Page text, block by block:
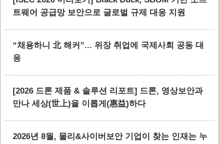
트웨어 공급망 보안으로 글로벌 규제 대응 지원
“채용하니 北 해커”... 위장 취업에 국제사회 공동 대
응
[2026 드론 제품 & 솔루션 리포트] 드론, 영상보안과
만나 세상(世上)을 이롭게(惠益)하다
2026년 8월, 물리&사이버보안 기업이 찾는 인재는 누